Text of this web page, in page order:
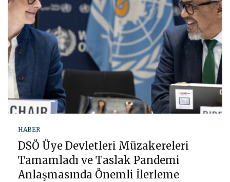
HABER
DSÖ Üye Devletleri Müzakereleri
Tamamladı ve Taslak Pandemi
Anlaşmasında Önemli İlerleme